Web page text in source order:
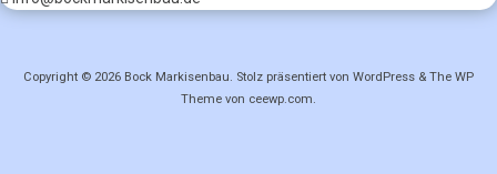
Copyright © 2026 Bock Markisenbau. Stolz präsentiert von WordPress & The WP
Theme von ceewp.com.